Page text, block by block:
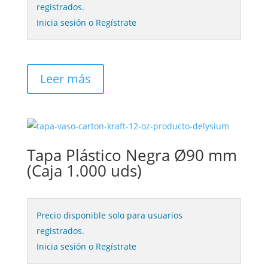
registrados.
Inicia sesión o Regístrate
Leer más
Tapa Plástico Negra Ø90 mm
(Caja 1.000 uds)
Precio disponible solo para usuarios
registrados.
Inicia sesión o Regístrate